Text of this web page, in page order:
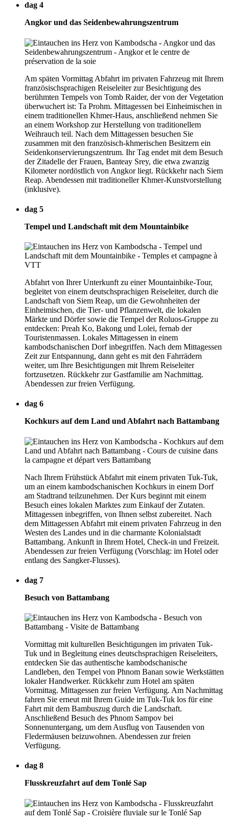
dag 4
Angkor und das Seidenbewahrungszentrum
Am späten Vormittag Abfahrt im privaten Fahrzeug mit Ihrem
französischsprachigen Reiseleiter zur Besichtigung des
berühmten Tempels von Tomb Raider, der von der Vegetation
überwuchert ist: Ta Prohm. Mittagessen bei Einheimischen in
einem traditionellen Khmer-Haus, anschließend nehmen Sie
an einem Workshop zur Herstellung von traditionellem
Weihrauch teil. Nach dem Mittagessen besuchen Sie
zusammen mit den französisch-khmerischen Besitzern ein
Seidenkonservierungszentrum. Ihr Tag endet mit dem Besuch
der Zitadelle der Frauen, Banteay Srey, die etwa zwanzig
Kilometer nordöstlich von Angkor liegt. Rückkehr nach Siem
Reap. Abendessen mit traditioneller Khmer-Kunstvorstellung
(inklusive).
dag 5
Tempel und Landschaft mit dem Mountainbike
Abfahrt von Ihrer Unterkunft zu einer Mountainbike-Tour,
begleitet von einem deutschsprachigen Reiseleiter, durch die
Landschaft von Siem Reap, um die Gewohnheiten der
Einheimischen, die Tier- und Pflanzenwelt, die lokalen
Märkte und Dörfer sowie die Tempel der Roluos-Gruppe zu
entdecken: Preah Ko, Bakong und Lolei, fernab der
Touristenmassen. Lokales Mittagessen in einem
kambodschanischen Dorf inbegriffen. Nach dem Mittagessen
Zeit zur Entspannung, dann geht es mit den Fahrrädern
weiter, um Ihre Besichtigungen mit Ihrem Reiseleiter
fortzusetzen. Rückkehr zur Gastfamilie am Nachmittag.
Abendessen zur freien Verfügung.
dag 6
Kochkurs auf dem Land und Abfahrt nach Battambang
Nach Ihrem Frühstück Abfahrt mit einem privaten Tuk-Tuk,
um an einem kambodschanischen Kochkurs in einem Dorf
am Stadtrand teilzunehmen. Der Kurs beginnt mit einem
Besuch eines lokalen Marktes zum Einkauf der Zutaten.
Mittagessen inbegriffen, von Ihnen selbst zubereitet. Nach
dem Mittagessen Abfahrt mit einem privaten Fahrzeug in den
Westen des Landes und in die charmante Kolonialstadt
Battambang. Ankunft in Ihrem Hotel, Check-in und Freizeit.
Abendessen zur freien Verfügung (Vorschlag: im Hotel oder
entlang des Sangker-Flusses).
dag 7
Besuch von Battambang
Vormittag mit kulturellen Besichtigungen im privaten Tuk-
Tuk und in Begleitung eines deutschsprachigen Reiseleiters,
entdecken Sie das authentische kambodschanische
Landleben, den Tempel von Phnom Banan sowie Werkstätten
lokaler Handwerker. Rückkehr zum Hotel am späten
Vormittag. Mittagessen zur freien Verfügung. Am Nachmittag
fahren Sie erneut mit Ihrem Guide im Tuk-Tuk los für eine
Fahrt mit dem Bambuszug durch die Landschaft.
Anschließend Besuch des Phnom Sampov bei
Sonnenuntergang, um dem Ausflug von Tausenden von
Fledermäusen beizuwohnen. Abendessen zur freien
Verfügung.
dag 8
Flusskreuzfahrt auf dem Tonlé Sap